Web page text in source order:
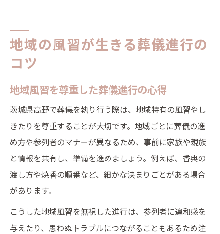
地域の風習が生きる葬儀進行の
コツ
地域風習を尊重した葬儀進行の心得
茨城県高野で葬儀を執り行う際は、地域特有の風習やし
きたりを尊重することが大切です。地域ごとに葬儀の進
め方や参列者のマナーが異なるため、事前に家族や親族
と情報を共有し、準備を進めましょう。例えば、香典の
渡し方や焼香の順番など、細かな決まりごとがある場合
があります。
こうした地域風習を無視した進行は、参列者に違和感を
与えたり、思わぬトラブルにつながることもあるため注